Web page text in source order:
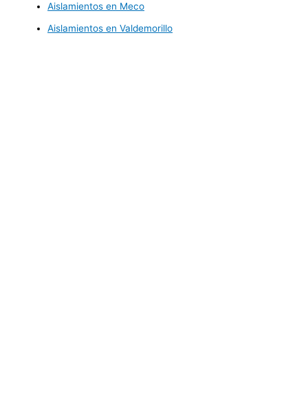
Aislamientos en Meco
Aislamientos en Valdemorillo